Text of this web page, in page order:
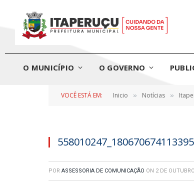
O MUNICÍPIO O GOVERNO
VOCÊ ESTÁ EM: Inicio » Notícias »
POR ASSESSORIA DE COMUNICAÇÃO ON 2 DE